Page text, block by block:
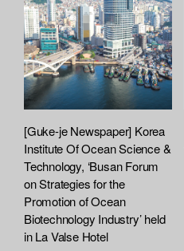
[Guke-je Newspaper] Korea
Institute Of Ocean Science &
Technology, ‘Busan Forum
on Strategies for the
Promotion of Ocean
Biotechnology Industry’ held
in La Valse Hotel